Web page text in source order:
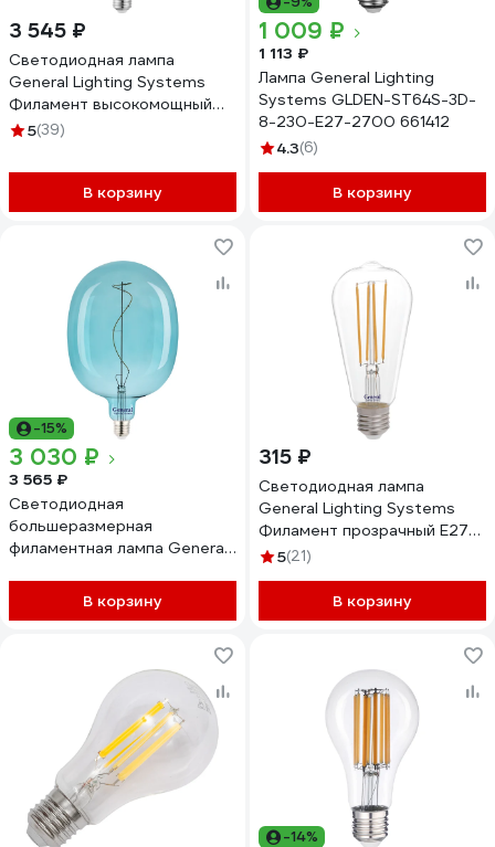
3 545 ₽
Светодиодная лампа
General Lighting Systems
Филамент высокомощный
E27 55Вт 5600Лм 2700К
GLDEN-ED90-55-230-E27-
2700 661633
5(39)
В корзину
1 009 ₽
1 113 ₽
Лампа General Lighting
Systems GLDEN-ST64S-3D-
8-230-E27-2700 661412
4.3(6)
В корзину
-15%
3 030 ₽
3 565 ₽
Светодиодная
большеразмерная
филаментная лампа General
цоколь Е27, мощность 8 Вт,
световой поток 540 661682
В корзину
315 ₽
Светодиодная лампа
General Lighting Systems
Филамент прозрачный E27
10Вт 230В 870Лм 2700К
GLDEN-ST64S-10-230-E27-
2700 655304
5(21)
В корзину
-14%